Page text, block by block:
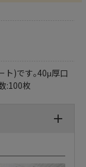
ト)です｡40μ厚口
:100枚